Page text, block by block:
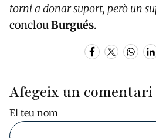
torni a donar suport, però un
conclouBurgués.
Afegeix un
El teu nom